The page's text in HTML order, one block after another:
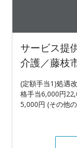
サービス提
介護／藤枝
(定額手当1)処遇
格手当6,000円
5,000円 (その他